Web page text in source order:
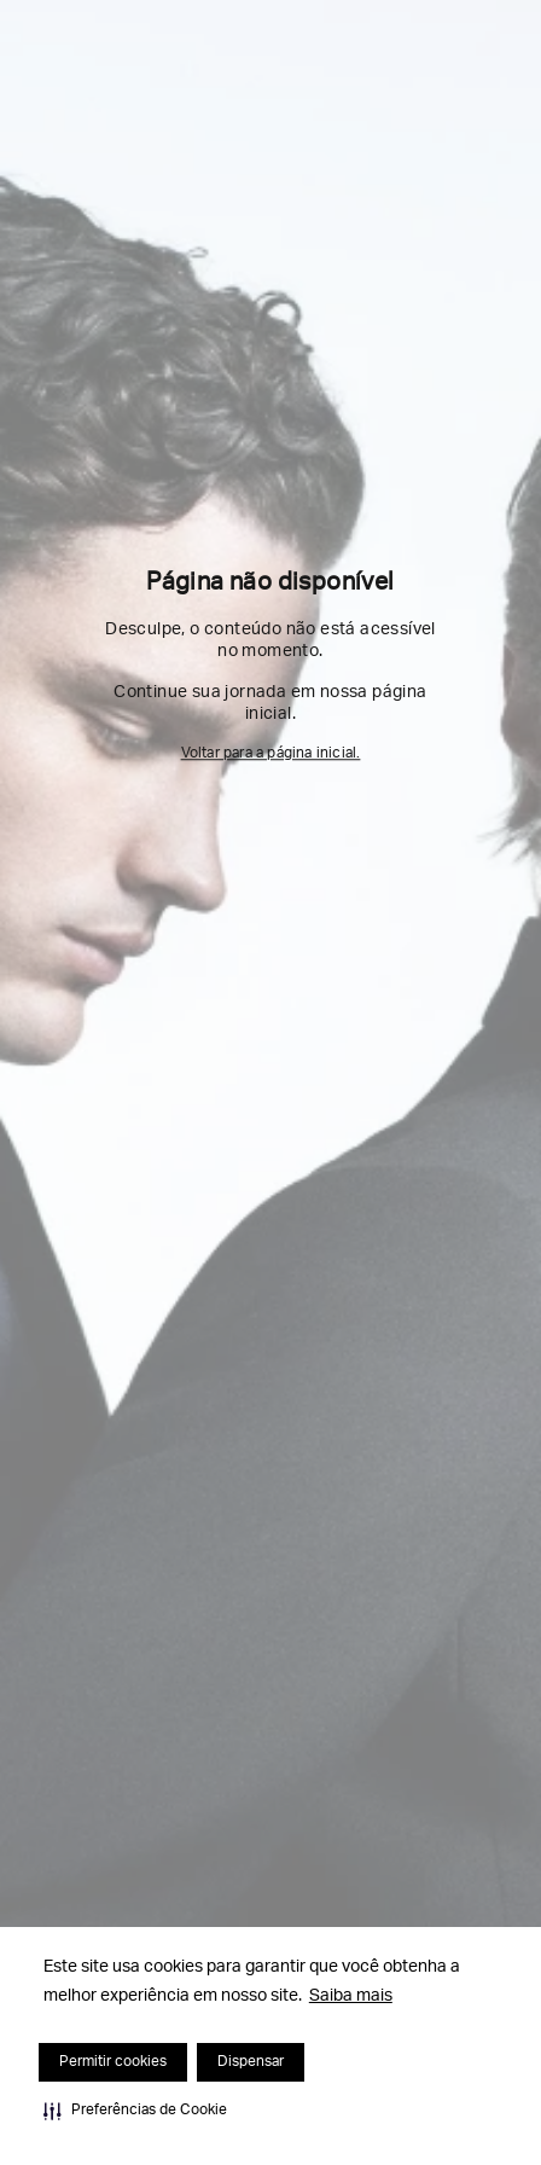
Este site usa cookies para garantir que você obtenha a
melhor experiência em nosso site. Saiba mais
Permitir cookies Dispensar
Preferências de Cookie
Página não disponível
Desculpe, o conteúdo não está acessível
no momento.
Continue sua jornada em nossa página
inicial.
Voltar para a página inicial.